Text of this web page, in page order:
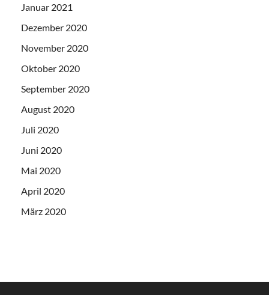
Januar 2021
Dezember 2020
November 2020
Oktober 2020
September 2020
August 2020
Juli 2020
Juni 2020
Mai 2020
April 2020
März 2020